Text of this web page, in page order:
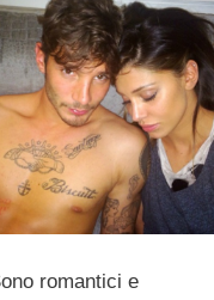
romantici e